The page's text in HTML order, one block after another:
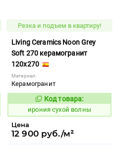
Резка и подъем в квартиру!
Living Ceramics Noon Grey
Soft 270 керамогранит
120x270
Материал:
Керамогранит
1106137
Код товара:
ирония сухой волны
Цена
12 900 руб./м²